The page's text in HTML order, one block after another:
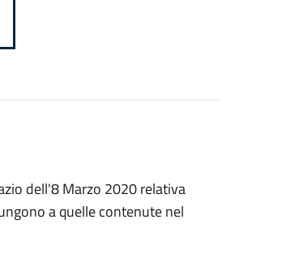
dell'8 Marzo 2020 relativa
a quelle contenute nel